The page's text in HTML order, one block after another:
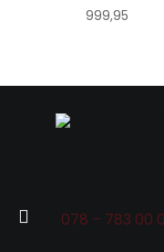
999,95
 078 – 783 00